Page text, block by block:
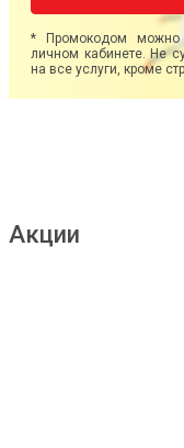
* Промокодом можно
личном кабинете. Не
на все услуги, кроме
Акции